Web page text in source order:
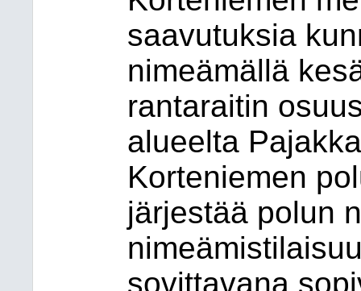
saavutuksia
nimeämällä
rantaraitin
alueelta
Korteniemen
järjestää polun
sovittavana